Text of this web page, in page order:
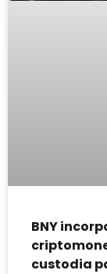
BNY
custodia